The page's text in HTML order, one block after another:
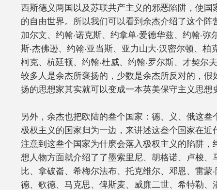
西斯德义两国以及苏联共产主义的邪恶陷阱，使国
的自由世界。所以我们可以看到余杰介绍了这个阵
加尔文、约翰‧诺克斯、约拿单‧爱德华兹、约翰‧弥
斯‧杰佛逊、约翰‧亚当斯、亚力山大‧汉密尔顿、柏
柯克、杭廷顿、约翰‧杜威、约翰‧罗尔斯、才契
较多人是余杰所褒扬的，少数是余杰所反对的，假
扬的思想家其实就可以变成一本英美保守主义思想
另外，余杰也把欧陆的叁个国家：德、义、俄这叁
极权主义的国家归为一边，来讲述这叁个国家在近
注意到这叁个国家为什麽会落入极权主义的陷阱，
想人物方面就介绍了了墨索里尼、胡格诺、卢梭、
比、拿破崙、希梅尔法布、托克维尔、邓恩、雷蒙
德、歌德、马克思、俾斯麦、威廉二世、希特勒、